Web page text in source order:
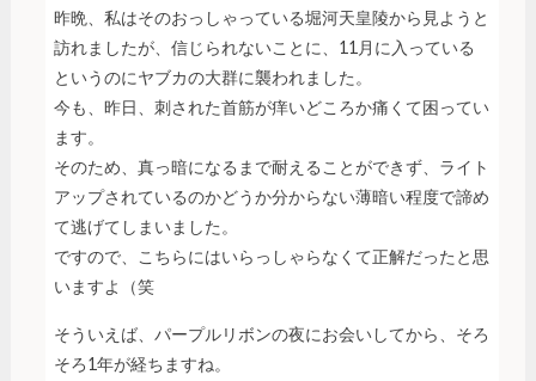
昨晩、私はそのおっしゃっている堀河天皇陵から見ようと
訪れましたが、信じられないことに、11月に入っている
というのにヤブカの大群に襲われました。
今も、昨日、刺された首筋が痒いどころか痛くて困ってい
ます。
そのため、真っ暗になるまで耐えることができず、ライト
アップされているのかどうか分からない薄暗い程度で諦め
て逃げてしまいました。
ですので、こちらにはいらっしゃらなくて正解だったと思
いますよ（笑
そういえば、パープルリボンの夜にお会いしてから、そろ
そろ1年が経ちますね。